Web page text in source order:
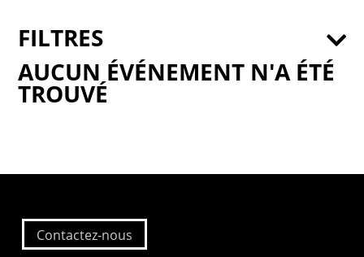
AUCUN ÉVÉNEMENT N'A ÉTÉ
TROUVÉ
FILTRES
Contactez-nous